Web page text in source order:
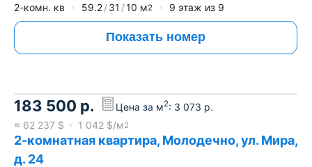
2-комн. кв 59.2 31 10 м2 9 этаж из 9
Показать номер
183 500 р. Цена за м2: 3 073 р.
≈ 62 237 $ 1 042 $/м2
2-комнатная квартира, Молодечно, ул. Мира,
д. 24